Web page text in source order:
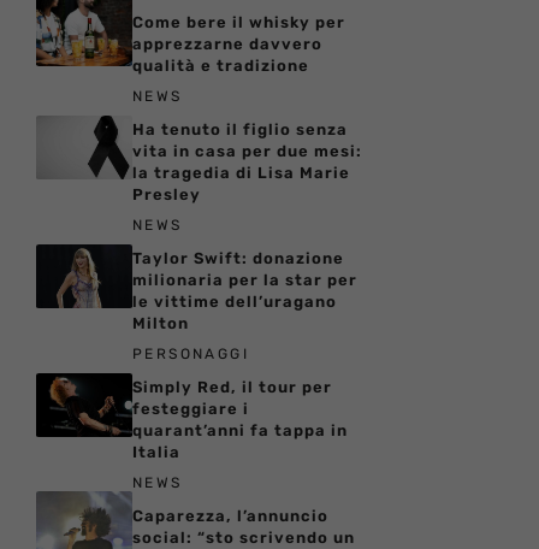
Come bere il whisky per
apprezzarne davvero
qualità e tradizione
NEWS
Ha tenuto il figlio senza
vita in casa per due mesi:
la tragedia di Lisa Marie
Presley
NEWS
Taylor Swift: donazione
milionaria per la star per
le vittime dell’uragano
Milton
PERSONAGGI
Simply Red, il tour per
festeggiare i
quarant’anni fa tappa in
Italia
NEWS
Caparezza, l’annuncio
social: “sto scrivendo un